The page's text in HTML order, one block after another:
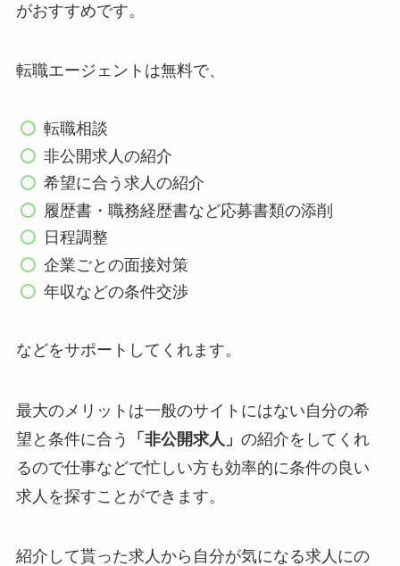
がおすすめです。
転職エージェントは無料で、
転職相談
非公開求人の紹介
希望に合う求人の紹介
履歴書・職務経歴書など応募書類の添削
日程調整
企業ごとの面接対策
年収などの条件交渉
などをサポートしてくれます。
最大のメリットは一般のサイトにはない自分の希
望と条件に合う
「非公開求人」 の紹介をしてくれ
るので仕事などで忙しい方も効率的に条件の良い
求人を探すことができます。
紹介して貰った求人から自分が気になる求人にの